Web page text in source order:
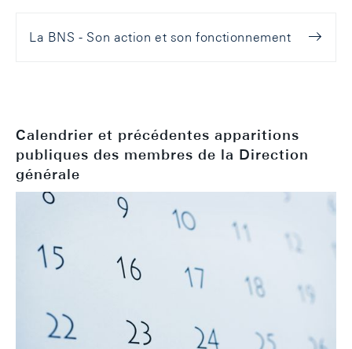
La BNS - Son action et son fonctionnement
Calendrier et précédentes apparitions
publiques des membres de la Direction
générale